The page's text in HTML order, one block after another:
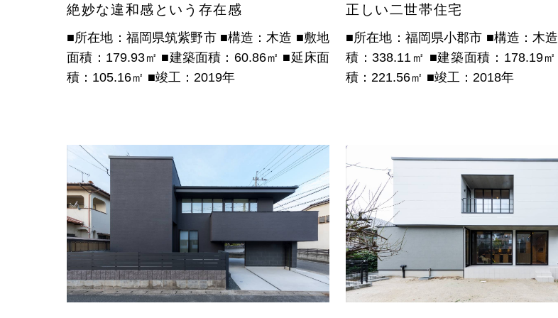
絶妙な違和感という存在感
■所在地：福岡県筑紫野市 ■構造：木造 ■敷地
面積：179.93㎡ ■建築面積：60.86㎡ ■延床面
積：105.16㎡ ■竣工：2019年
正しい二世帯住宅
■所在地：福岡県小郡市 ■構造：木造
積：338.11㎡ ■建築面積：178.19㎡
積：221.56㎡ ■竣工：2018年